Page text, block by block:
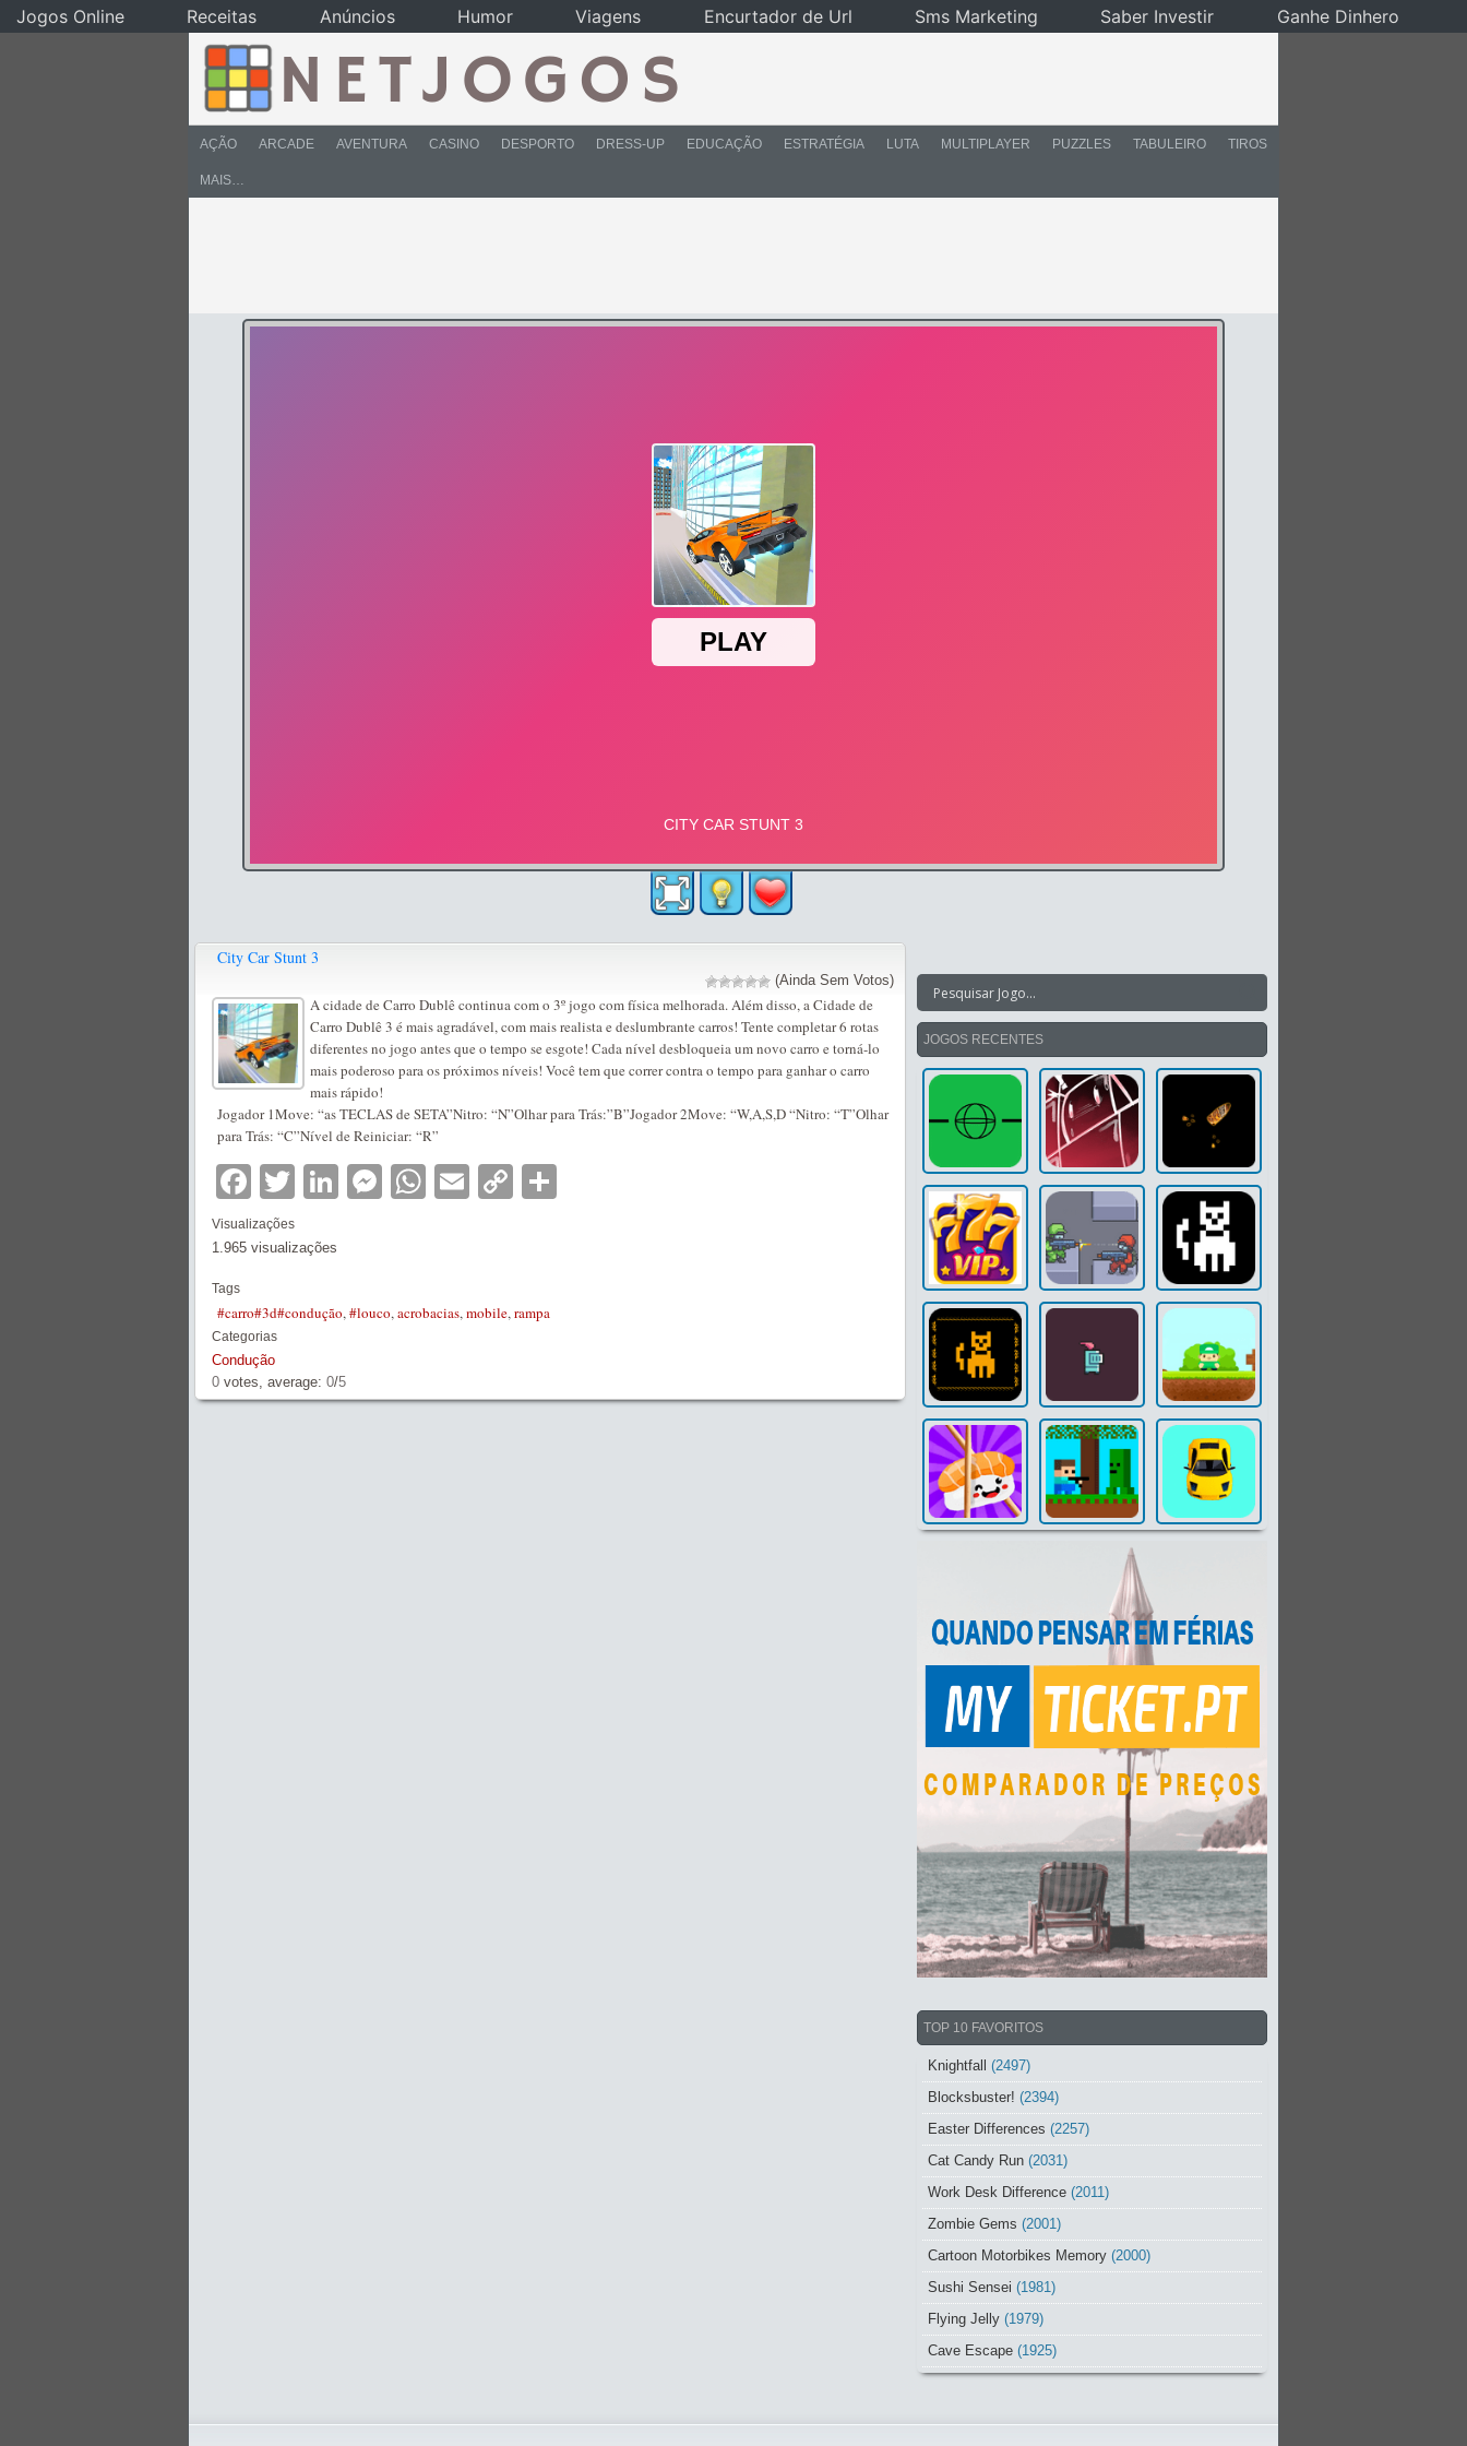
AÇÃO ARCADE AVENTURA CASINO DESPORTO DRESS-UP EDUCAÇÃO ESTRATÉGIA LUTA MULTIPLAYER PUZZLES TABULEIRO TIROS
MAIS…
City Car Stunt 3
(Ainda Sem Votos)
A cidade de Carro Dublê continua com o 3º jogo com física melhorada. Além disso, a Cidade de
Carro Dublê 3 é mais agradável, com mais realista e deslumbrante carros! Tente completar 6 rotas
diferentes no jogo antes que o tempo se esgote! Cada nível desbloqueia um novo carro e torná-lo
mais poderoso para os próximos níveis! Você tem que correr contra o tempo para ganhar o carro
mais rápido!
Jogador 1Move: “as TECLAS de SETA”Nitro: “N”Olhar para Trás:”B”Jogador 2Move: “W,A,S,D “Nitro: “T”Olhar
para Trás: “C”Nível de Reiniciar: “R”
Facebook
TwitterLinkedIn
Messenger
WhatsApp
EmailCopy
Visualizações
1.965 visualizações
Tags
#carro#3d#condução,#louco,acrobacias,mobile,rampa
Categorias
Condução
0 votes, average: 0/5
JOGOS RECENTES
TOP 10 FAVORITOS
Knightfall (2497)
Blocksbuster! (2394)
Easter Differences (2257)
Cat Candy Run (2031)
Work Desk Difference (2011)
Zombie Gems (2001)
Cartoon Motorbikes Memory (2000)
Sushi Sensei (1981)
Flying Jelly (1979)
Cave Escape (1925)
Jogos Online Receitas Anúncios Humor Viagens Encurtador de Url Sms Marketing Saber Investir Ganhe Dinhero